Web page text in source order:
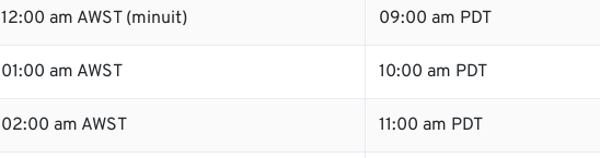
12:00 am AWST (minuit) 09:00 am PDT
01:00 am AWST 10:00 am PDT
02:00 am AWST 11:00 am PDT